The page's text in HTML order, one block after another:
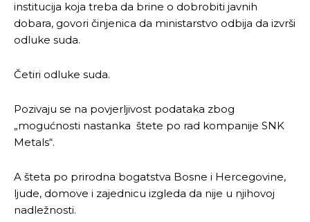
institucija koja treba da brine o dobrobiti javnih
dobara, govori činjenica da ministarstvo odbija da izvrši
odluke suda.
Četiri odluke suda.
Pozivaju se na povjerljivost podataka zbog
„mogućnosti nastanka štete po rad kompanije SNK
Metals“.
A šteta po prirodna bogatstva Bosne i Hercegovine,
ljude, domove i zajednicu izgleda da nije u njihovoj
nadležnosti.